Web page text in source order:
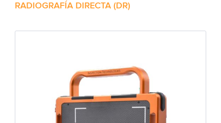
RADIOGRAFÍA DIRECTA (DR)